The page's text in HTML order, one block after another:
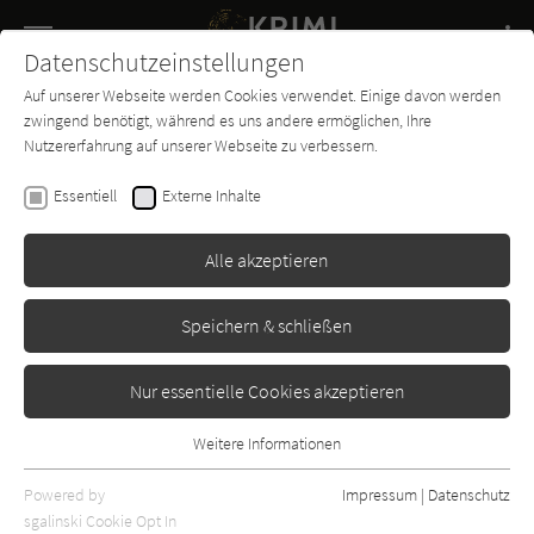
SUCHE
Buch-
Entdecker
Forum Charts
Henner Kotte
Blutiges Erz (Stories)
Erschienen: Januar 2015
Datenschutzeinstellungen
Auf unserer Webseite werden Cookies verwendet. Einige davon werden
zwingend benötigt, während es uns andere ermöglichen, Ihre
Nutzererfahrung auf unserer Webseite zu verbessern.
Essentiell Externe Inhalte
Alle akzeptieren
Speichern & schließen
Nur essentielle Cookies akzeptieren
Essentielle Cookies werden für grundlegende Funktionen der
Webseite benötigt. Dadurch ist gewährleistet, dass die Webseite
Weitere Informationen
Powered by
sgalinski Cookie Opt In
Impressum | Datenschutz